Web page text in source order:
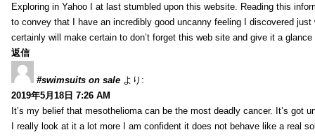
Exploring in Yahoo I at last stumbled upon this website. Reading this
to convey that I have an incredibly good uncanny feeling I discovered
certainly will make certain to don’t forget this web site and give it a
返信
#swimsuits on sale より:
2019年5月18日 7:26 AM
It’s my belief that mesothelioma can be the most deadly cancer. It’s got
I really look at it a lot more I am confident it does not behave like a real